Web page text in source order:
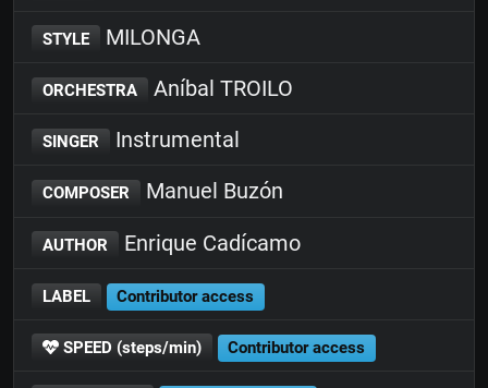
STYLE MILONGA
ORCHESTRA Aníbal TROILO
SINGER Instrumental
COMPOSER Manuel Buzón
AUTHOR Enrique Cadícamo
LABEL Contributor access
SPEED (steps/min) Contributor access